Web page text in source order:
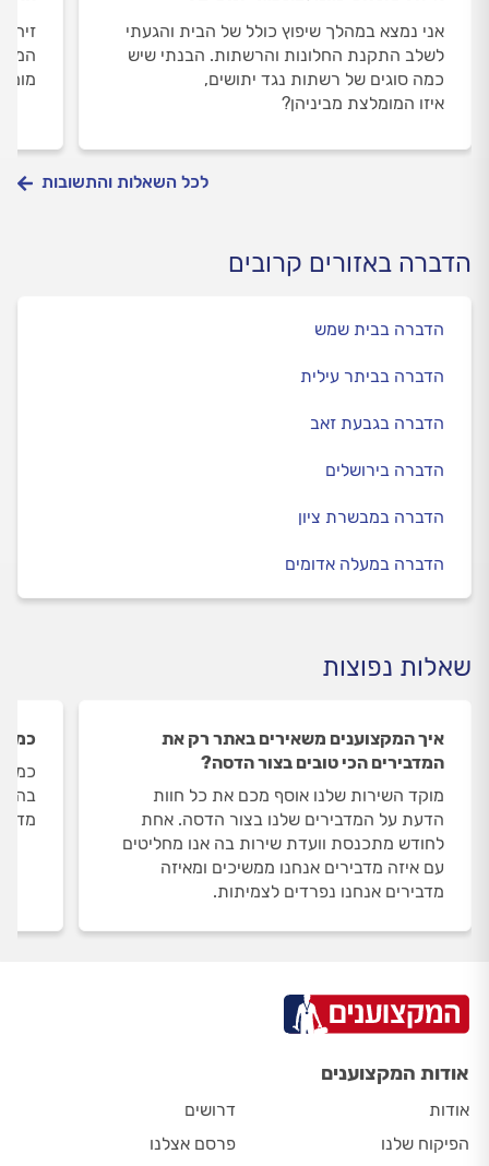
אני נמצא במהלך שיפוץ כולל של הבית והגעתי
לשלב התקנת החלונות והרשתות. הבנתי שיש
כמה סוגים של רשתות נגד יתושים,
איזו המומלצת מביניהן?
לכל השאלות והתשובות
הדברה באזורים קרובים
הדברה בבית שמש
הדברה בביתר עילית
הדברה בגבעת זאב
הדברה בירושלים
הדברה במבשרת ציון
הדברה במעלה אדומים
שאלות נפוצות
איך המקצוענים משאירים באתר רק את
המדבירים הכי טובים בצור הדסה?
מוקד השירות שלנו אוסף מכם את כל חוות
הדעת על המדבירים שלנו בצור הדסה. אחת
לחודש מתכנסת וועדת שירות בה אנו מחליטים
עם איזה מדבירים אנחנו ממשיכים ומאיזה
מדבירים אנחנו נפרדים לצמיתות.
כמה
אודות המקצוענים
אודות
הפיקוח שלנו
דרושים
פרסם אצלנו